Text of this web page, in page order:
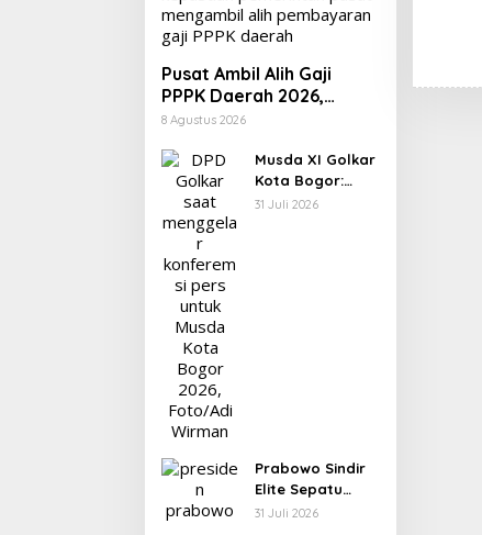
Pusat Ambil Alih Gaji
PPPK Daerah 2026,
Ratusan Pemda Bisa
8 Agustus 2026
Musda XI Golkar
Kota Bogor:
Rusli Prihatevy
31 Juli 2026
Prabowo Sindir
Elite Sepatu
Harus Kotor
31 Juli 2026